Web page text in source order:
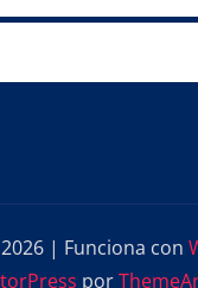
| Funciona con
por